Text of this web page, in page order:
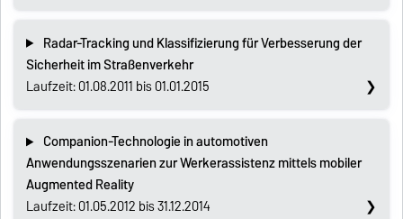
Radar-Tracking und Klassifizierung für Verbesserung der
Sicherheit im Straßenverkehr
Laufzeit: 01.08.2011 bis 01.01.2015
Companion-Technologie in automotiven
Anwendungsszenarien zur Werkerassistenz mittels mobiler
Augmented Reality
Laufzeit: 01.05.2012 bis 31.12.2014